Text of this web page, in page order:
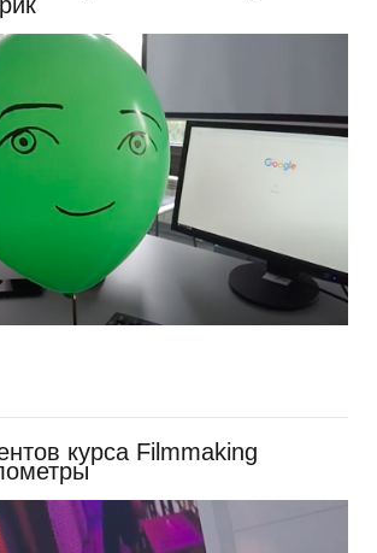
курса Filmmaking